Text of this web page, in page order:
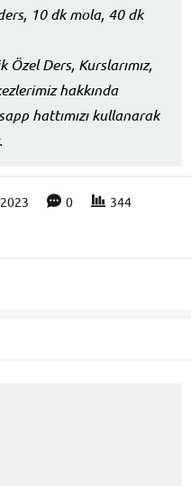
10 dk mola, 40 dk
Özel Ders, Kurslarımız,
hakkında
hattımızı kullanarak
0 344